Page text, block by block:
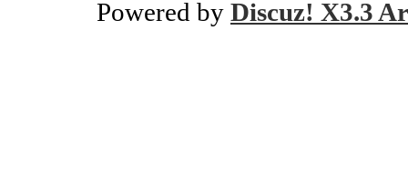
Powered by Discuz! X3.3